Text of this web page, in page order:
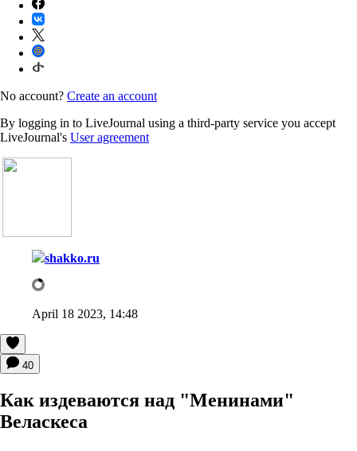
No account? Create an account
By logging in to LiveJournal using a third-party service you accept
LiveJournal's User agreement
shakko.ru
April 18 2023, 14:48
40
Как издеваются над "Менинами"
Веласкеса